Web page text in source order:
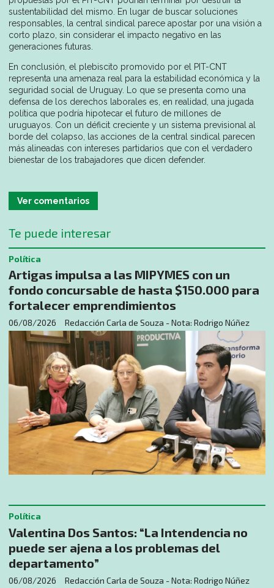
sustentabilidad del mismo. En lugar de buscar soluciones
responsables, la central sindical parece apostar por una visión a
corto plazo, sin considerar el impacto negativo en las
generaciones futuras.
En conclusión, el plebiscito promovido por el PIT-CNT
representa una amenaza real para la estabilidad económica y la
seguridad social de Uruguay. Lo que se presenta como una
defensa de los derechos laborales es, en realidad, una jugada
política que podría hipotecar el futuro de millones de
uruguayos. Con un déficit creciente y un sistema previsional al
borde del colapso, las acciones de la central sindical parecen
más alineadas con intereses partidarios que con el verdadero
bienestar de los trabajadores que dicen defender.
Ver comentarios
Te puede interesar
Artigas impulsa a las MIPYMES con un
fondo concursable de hasta $150.000 para
fortalecer emprendimientos
Redacción Carla de Souza - Nota: Rodrigo Núñez
Política
06/08/2026
Valentina Dos Santos: “La Intendencia no
puede ser ajena a los problemas del
departamento”
Redacción Carla de Souza - Nota: Rodrigo Núñez
Política
06/08/2026